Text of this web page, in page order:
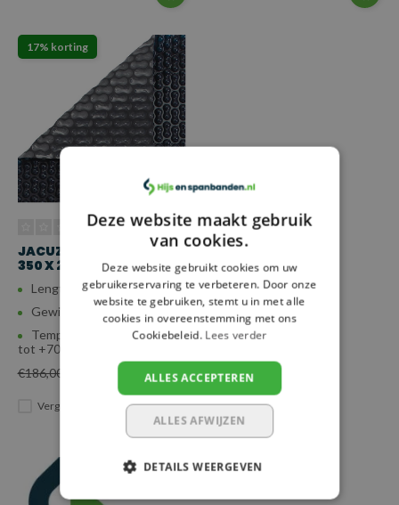
17% korting
JACUZZI ENERGY SAVER,
350 X 250 CM
Lengte: 350 cm
Gewicht: 4,5 kg
Temp. bestendigheid: -25
tot +70°C
€186,00
€155,00
Vergelijk
Deze website maakt gebruik
van cookies.
Deze website gebruikt cookies om uw
gebruikerservaring te verbeteren. Door onze
website te gebruiken, stemt u in met alle
cookies in overeenstemming met ons
Cookiebeleid. Lees verder
ALLES ACCEPTEREN
ALLES AFWIJZEN
DETAILS WEERGEVEN